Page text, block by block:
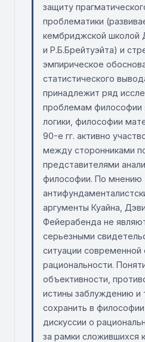
защиту
проблематики
кембриджской школой
и Р.Б.Брейтуэйта) и
эмпирическое
статистического
принадлежит ряд
проблемам философии
логики, философии
90-е гг. активно
между сторонниками
представителями
философии. По мнению
аргументы Куайна,
Фейерабенда не
серьезными
ситуации современной
рациональности.
объективности,
истины заблуждению и
сохранить в
дискуссии о
за рамки сложившихся